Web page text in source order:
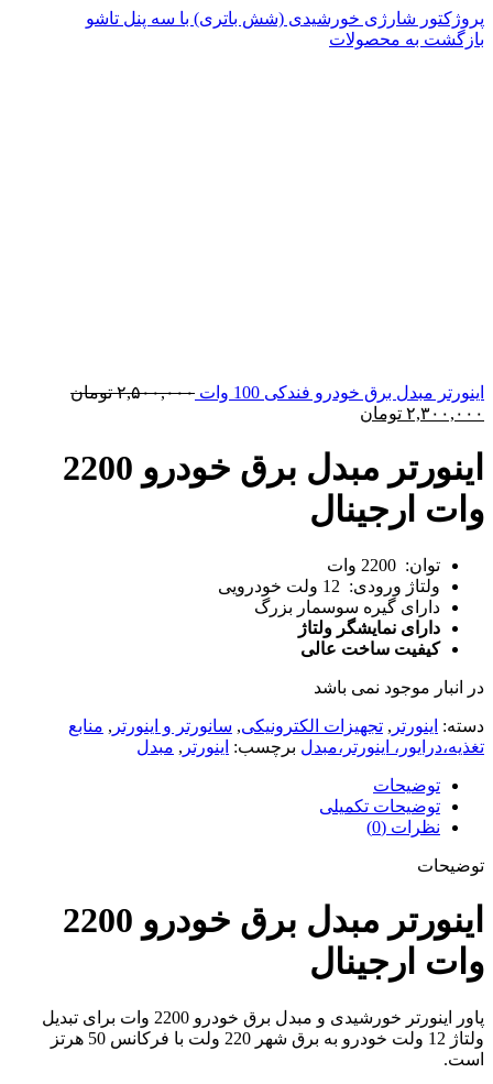
پروژکتور شارژی خورشیدی (شش باتری) با سه پنل تاشو
بازگشت به محصولات
اینورتر مبدل برق خودرو فندکی 100 وات ۲,۵۰۰,۰۰۰ تومانقیمت
بود.
۲,۳۰۰,۰۰۰ تومان
۲,۳۰۰,۰۰۰ تومان.
اینورتر مبدل برق خودرو 2200
وات ارجینال
توان: 2200 وات
ولتاژ ورودی: 12 ولت خودرویی
دارای گیره سوسمار بزرگ
دارای نمایشگر ولتاژ
کیفیت ساخت عالی
در انبار موجود نمی باشد
دسته: اینورتر , تجهیزات الکترونیکی, سانورتر و اینورتر , منابع
تغذیه،درایور، اینورتر،مبدل برچسب: اینورتر , مبدل
توضیحات
توضیحات تکمیلی
نظرات (0)
توضیحات
اینورتر مبدل برق خودرو 2200
وات ارجینال
پاور اینورتر خورشیدی و مبدل برق خودرو 2200 وات برای تبدیل
ولتاژ 12 ولت خودرو به برق شهر 220 ولت با فرکانس 50 هرتز
است.